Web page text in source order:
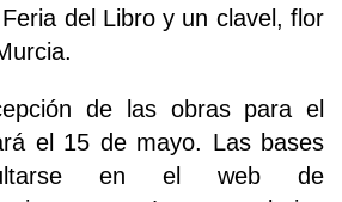
del Libro y un clavel, flor
de las obras para el
el 15 de mayo. Las bases
en el web de